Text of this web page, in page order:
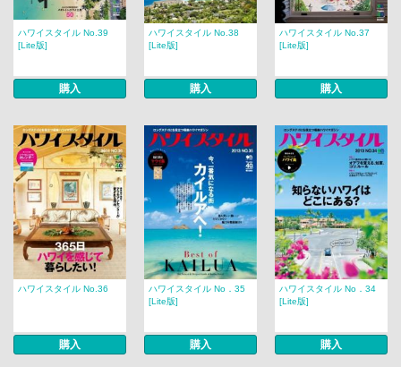
ハワイスタイル No.39
[Lite版]
購入
ハワイスタイル No.38
[Lite版]
購入
ハワイスタイル No.37
[Lite版]
購入
ハワイスタイル No.36
購入
ハワイスタイル No．35
[Lite版]
購入
ハワイスタイル No．34
[Lite版]
購入